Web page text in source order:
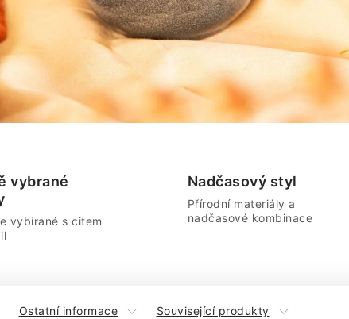
vybrané
vybírané s citem
Nadčasový styl
Přírodní materiály a
nadčasové kombinace
Ostatní informace Související produkty